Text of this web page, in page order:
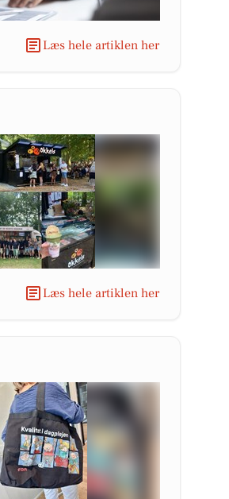
Læs hele artiklen her
Læs hele artiklen her